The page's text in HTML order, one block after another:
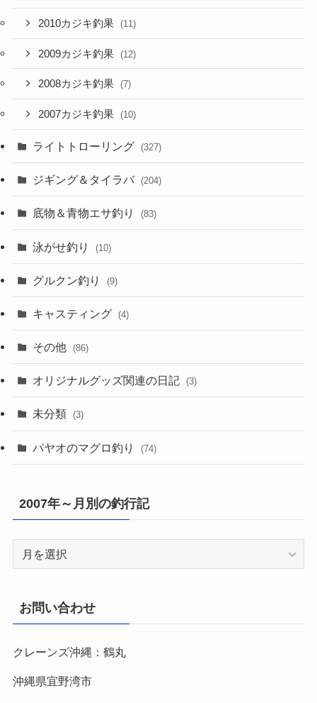
2010カジキ釣果 (11)
2009カジキ釣果 (12)
2008カジキ釣果 (7)
2007カジキ釣果 (10)
ライトトローリング (327)
ジギング＆タイラバ (204)
底物＆青物エサ釣り (83)
泳がせ釣り (10)
グルクン釣り (9)
キャスティング (4)
その他 (86)
オリジナルグッズ関連の日記 (3)
未分類 (3)
パヤオのマグロ釣り (74)
2007年～月別の釣行記
2007
月
別
釣
記
お問い合わせ
クレーンズ沖縄：鶴丸
沖縄県宜野湾市